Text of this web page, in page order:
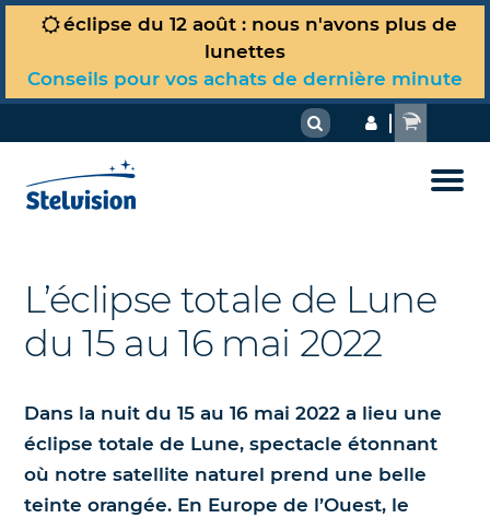
éclipse du 12 août : nous n'avons plus de
lunettes
Conseils pour vos achats de dernière minute
Observer le ciel
À voir actuellement dans le ciel
Guide d'observation Télescope
Randonnées célestes
Matériel & techniques
Comment choisir son télescope ou sa
l’astronomie ?
Simulateur de télescope Stelvision
Réglages et astuces
Photographier et dessiner le ciel
Dossiers astro
La Lune et le Soleil
Dans les étoiles et au-delà
Phénomènes célestes
Nous
La Boutique
Spécial Soleil et éclipse du 12 août
2026
du ciel
Nos télescopes et accessoires
L’éclipse totale de Lune
du 15 au 16 mai 2022
Dans la nuit du 15 au 16 mai 2022 a lieu une
éclipse totale de Lune, spectacle étonnant
où notre satellite naturel prend une belle
teinte orangée. En Europe de l’Ouest, le